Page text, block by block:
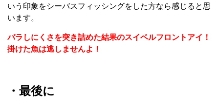
いう印象をシーバスフィッシングをした方なら感じると思
います。
バラしにくさを突き詰めた結果のスイベルフロントアイ！
掛けた魚は逃しませんよ！
・最後に